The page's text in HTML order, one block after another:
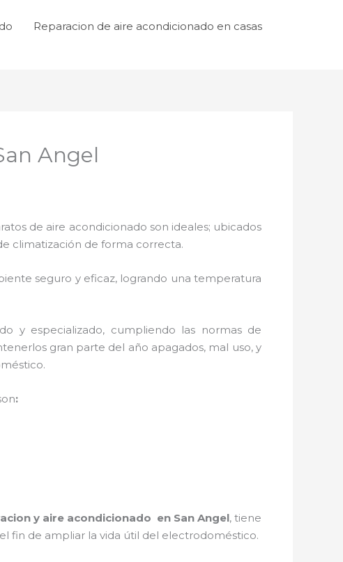
Reparacion de aire acondicionado en casas
Angel
de aire acondicionado son ideales; ubicados
climatización de forma correcta.
seguro y eficaz, logrando una temperatura
y especializado, cumpliendo las normas de
gran parte del año apagados, mal uso, y
:
y aire acondicionado en San Angel, tiene
fin de ampliar la vida útil del electrodoméstico.